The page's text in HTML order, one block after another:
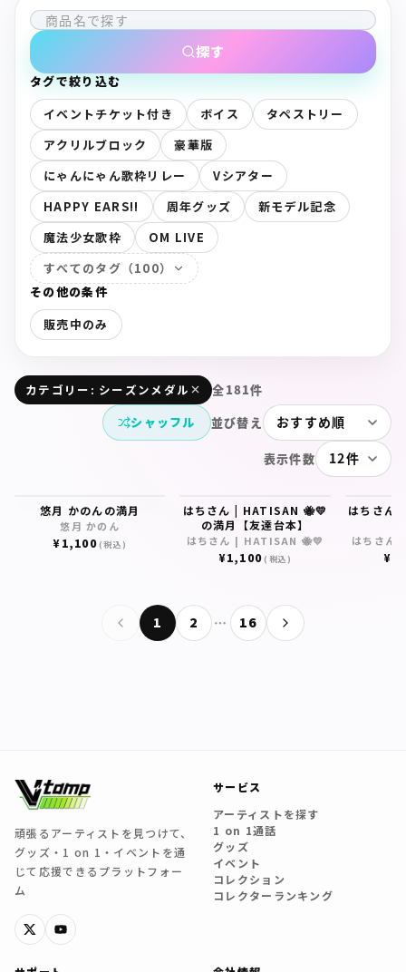
探す
タグで絞り込む
イベントチケット付き
ボイス
タペストリー
アクリルブロック
豪華版
にゃんにゃん歌枠リレー
Vシアター
HAPPY EARS!!
周年グッズ
新モデル記念
魔法少女歌枠
OM LIVE
すべてのタグ（100）
その他の条件
販売中のみ
カテゴリー: シーズンメダル
全181件
シャッフル
並び替え
表示件数
悠月 かのんの満月
悠月 かのん
¥1,100(税込)
はちさん | HATISAN 🐝💛
の満月【友達台本】
はちさん | HATISAN 🐝💛
¥1,100(税込)
はちさん
はちさん
¥
1 2 … 16
頑張るアーティストを見つけて、
グッズ・1 on 1・イベントを通
じて応援できるプラットフォー
ム
サービス
アーティストを探す
1 on 1通話
グッズ
イベント
コレクション
コレクターランキング